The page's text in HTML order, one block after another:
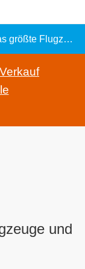
U.S. Air Force MuseumDayton / Ohio - Das größte Flugzeugmuseum der Welt -
und